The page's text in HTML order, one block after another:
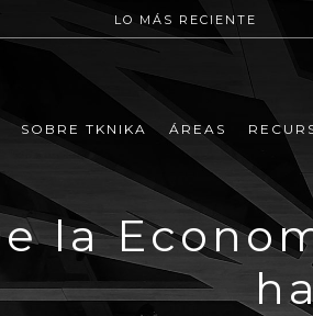
LO MÁS RECIENTE
SOBRE TKNIKA ÁREAS
la